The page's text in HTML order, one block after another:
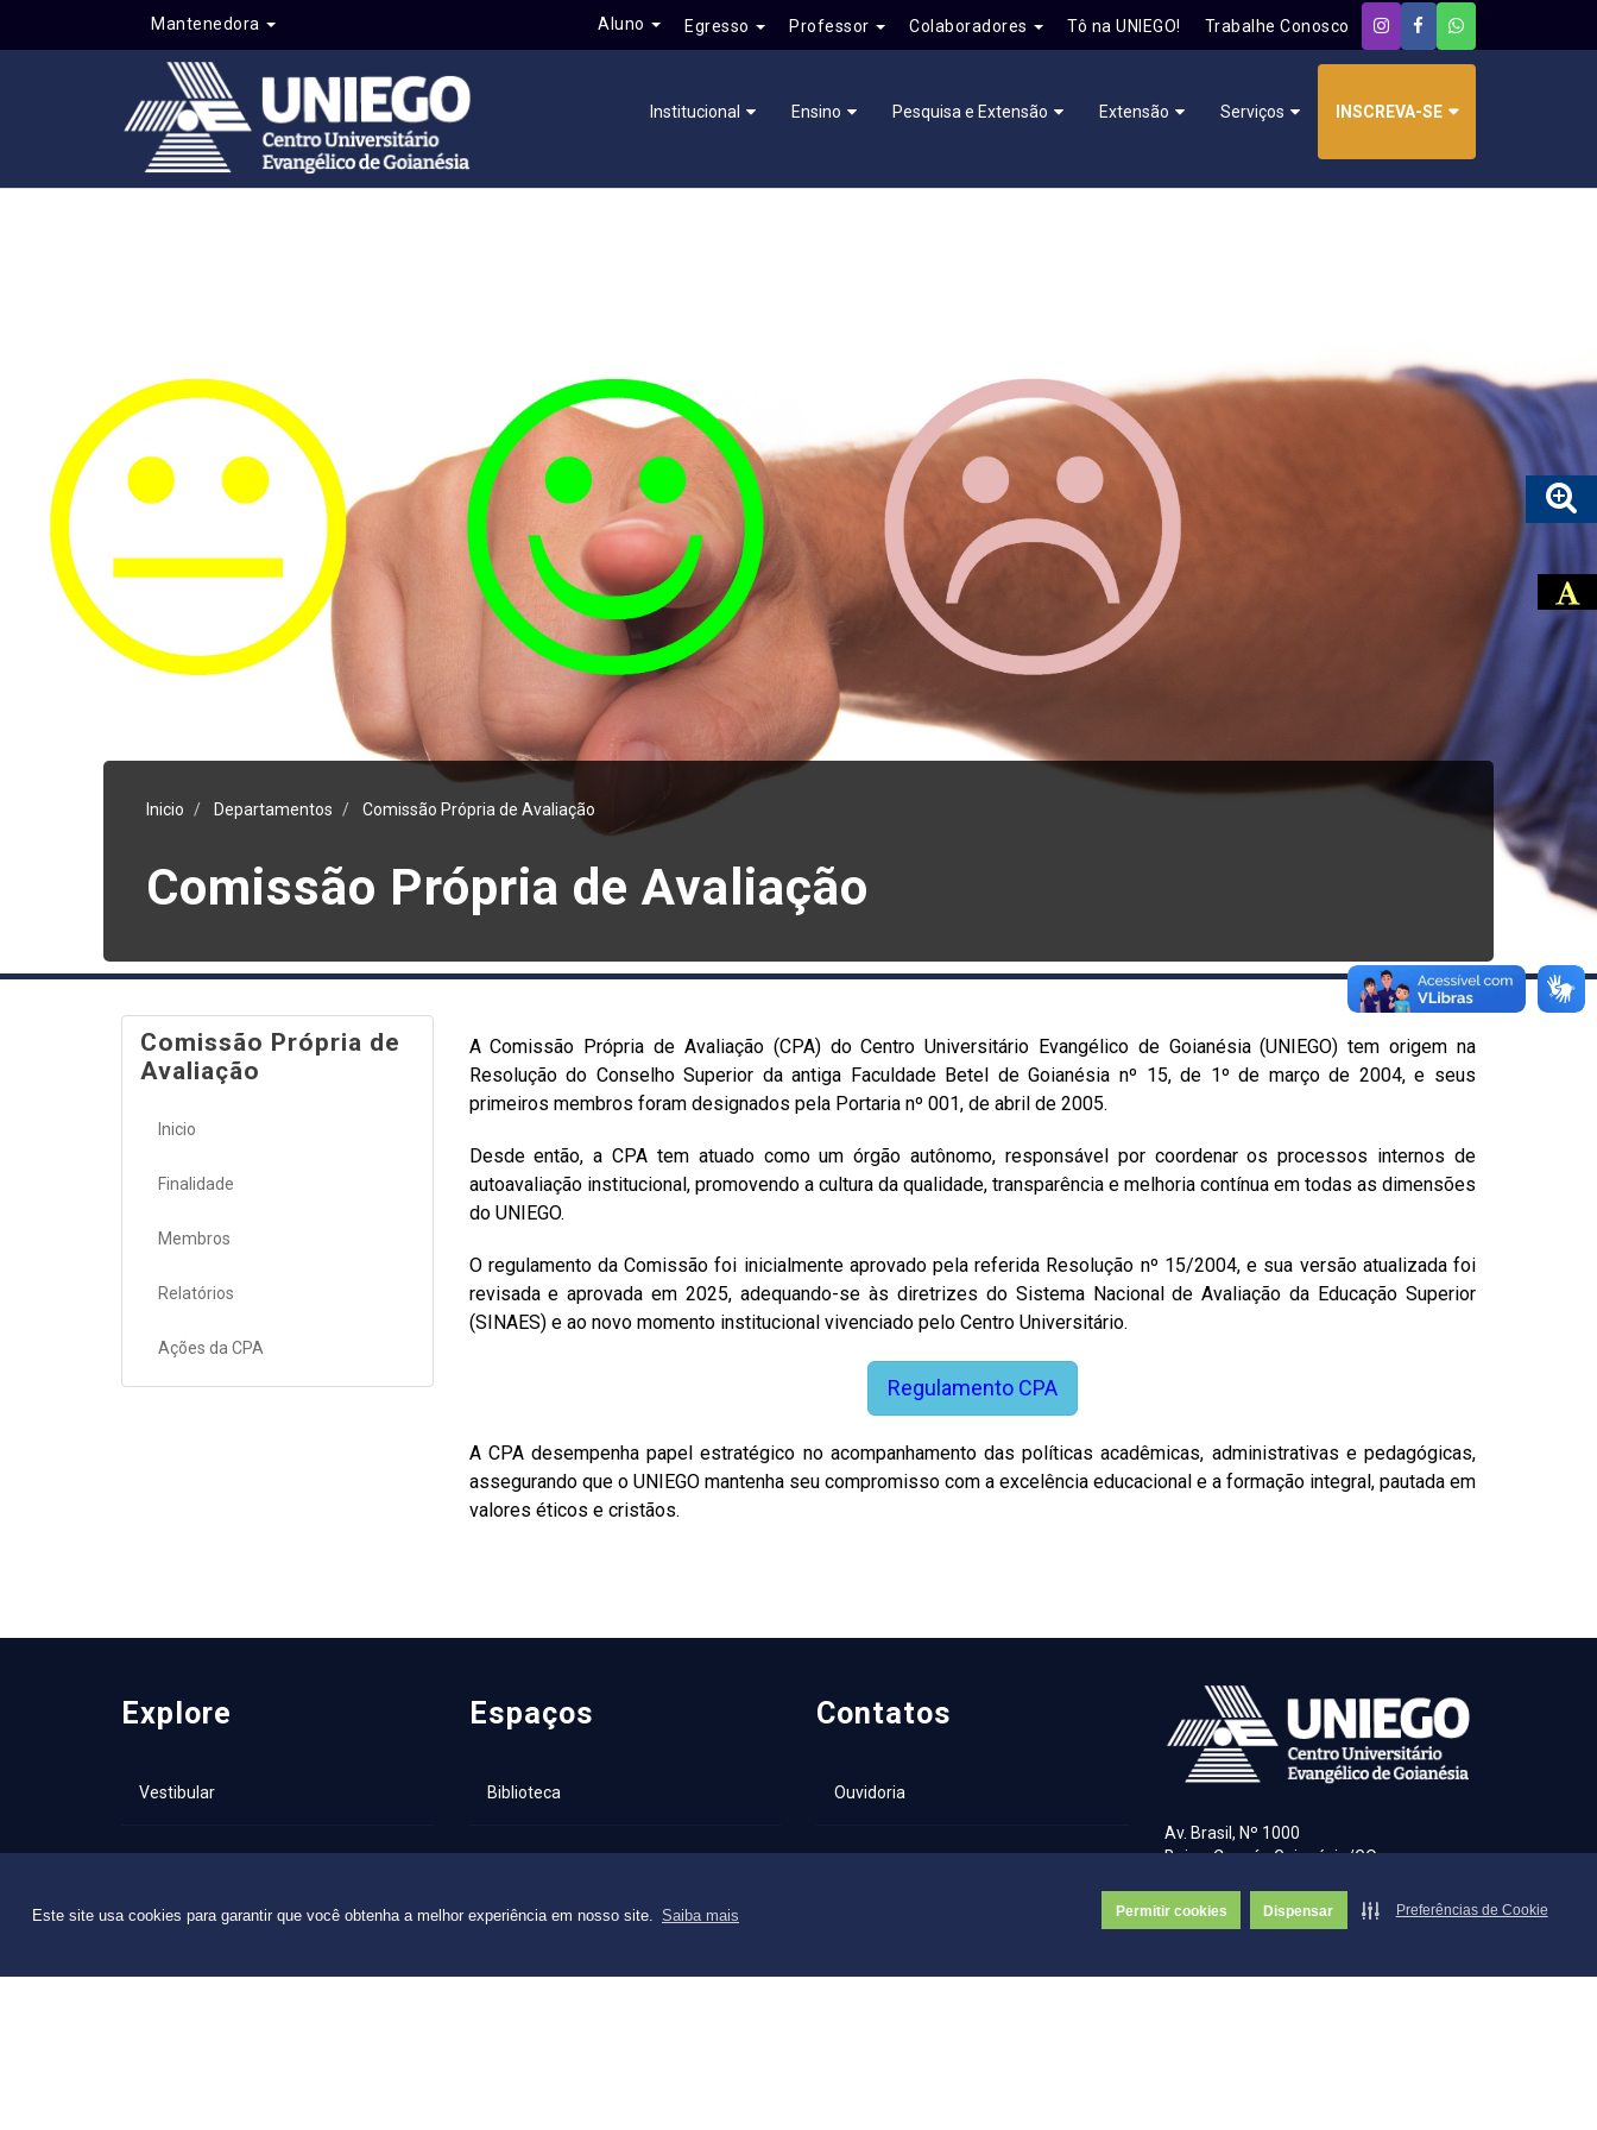
Este site usa cookies para garantir que você obtenha a melhor experiência em nosso site. Saiba mais Permitir cookies Dispensar Preferências de Cookie
Mantenedora Aluno Egresso Professor Colaboradores Tô na UNIEGO! Trabalhe Conosco
Institucional Ensino Pesquisa e Extensão Extensão Serviços INSCREVA-SE
Inicio Departamentos Comissão Própria de Avaliação
Comissão Própria de Avaliação
Comissão Própria de
Avaliação
Inicio
Finalidade
Membros
Relatórios
Ações da CPA
A Comissão Própria de Avaliação (CPA) do Centro Universitário Evangélico de Goianésia (UNIEGO) tem origem na
Resolução do Conselho Superior da antiga Faculdade Betel de Goianésia nº 15, de 1º de março de 2004, e seus
primeiros membros foram designados pela Portaria nº 001, de abril de 2005.
Desde então, a CPA tem atuado como um órgão autônomo, responsável por coordenar os processos internos de
autoavaliação institucional, promovendo a cultura da qualidade, transparência e melhoria contínua em todas as dimensões
do UNIEGO.
O regulamento da Comissão foi inicialmente aprovado pela referida Resolução nº 15/2004, e sua versão atualizada foi
revisada e aprovada em 2025, adequando-se às diretrizes do Sistema Nacional de Avaliação da Educação Superior
(SINAES) e ao novo momento institucional vivenciado pelo Centro Universitário.
Regulamento CPA
A CPA desempenha papel estratégico no acompanhamento das políticas acadêmicas, administrativas e pedagógicas,
assegurando que o UNIEGO mantenha seu compromisso com a excelência educacional e a formação integral, pautada em
valores éticos e cristãos.
Explore
Vestibular
Editais
Espaços
Biblioteca
Contatos
Ouvidoria
Av. Brasil, Nº 1000
Bairro Covoá - Goianésia/GO